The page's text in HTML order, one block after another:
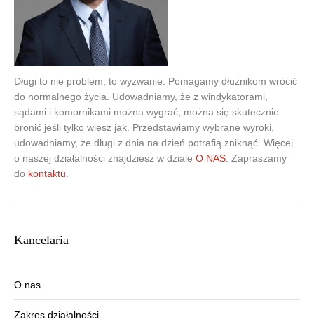
Długi to nie problem, to wyzwanie. Pomagamy dłużnikom wrócić
do normalnego życia. Udowadniamy, że z windykatorami,
sądami i komornikami można wygrać, można się skutecznie
bronić jeśli tylko wiesz jak. Przedstawiamy wybrane wyroki,
udowadniamy, że długi z dnia na dzień potrafią zniknąć. Więcej
o naszej działalności znajdziesz w dziale O NAS . Zapraszamy
do kontaktu
Kancelaria
O nas
Zakres działalności